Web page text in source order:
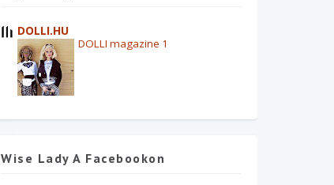
DOLLI.HU
DOLLI magazine 1
Wise Lady A Facebookon